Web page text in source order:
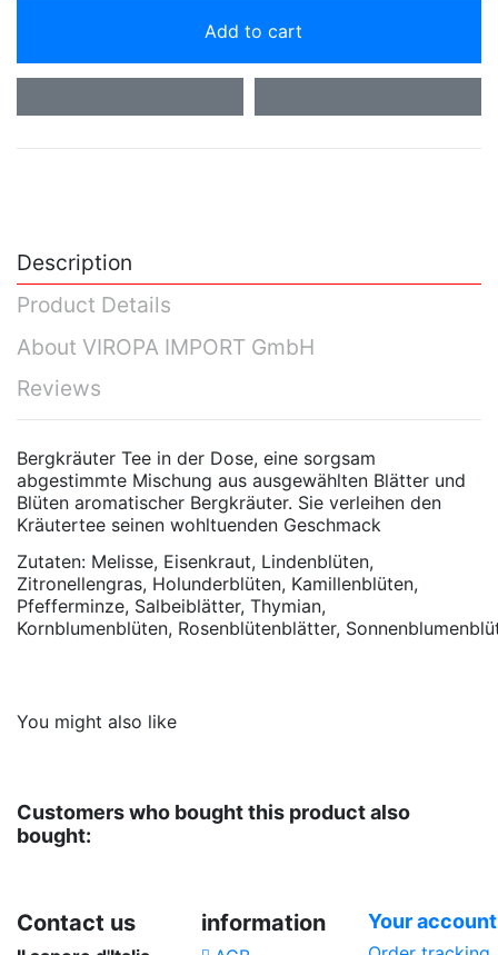
Add to cart
Description
Product Details
About VIROPA IMPORT GmbH
Reviews
Bergkräuter Tee in der Dose, eine sorgsam
abgestimmte Mischung aus ausgewählten Blätter und
Blüten aromatischer Bergkräuter. Sie verleihen den
Kräutertee seinen wohltuenden Geschmack
Zutaten: Melisse, Eisenkraut, Lindenblüten,
Zitronellengras, Holunderblüten, Kamillenblüten,
Pfefferminze, Salbeiblätter, Thymian,
Kornblumenblüten, Rosenblütenblätter,
Teesorte
You might also like
Customers who bought this product also
bought:
Contact us information Your account